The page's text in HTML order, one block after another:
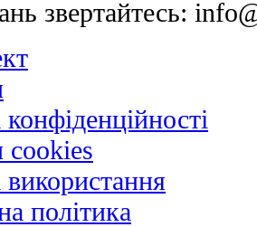
звертайтесь:
cookies
політика